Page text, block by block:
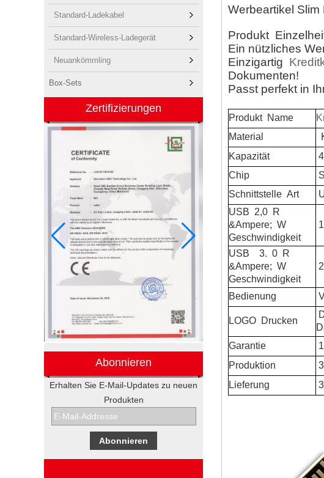
Standard-Ladekabel
Standard-Wireless-Ladegerät
Neuankömmling
Box-Sets
Zertifizierungen
Abonnieren
Erhalten Sie E-Mail-Updates zu neuen
Produkten
Elektronische
Werbegeschenkboxen von
Werbeartikel
Produkt
Ein nützliches
Einzigartig
Dokumenten!
Passt perfekt in
ProduktName
Material
Kapazität
Chip
Schnittstelle Art
USB 2,0 R
&Ampere; W
Geschwindigkeit
USB 3. 0 R
&Ampere; W
Geschwindigkeit
Bedienung
LOGO Drucken
Garantie
1
Produktion
3
Lieferung